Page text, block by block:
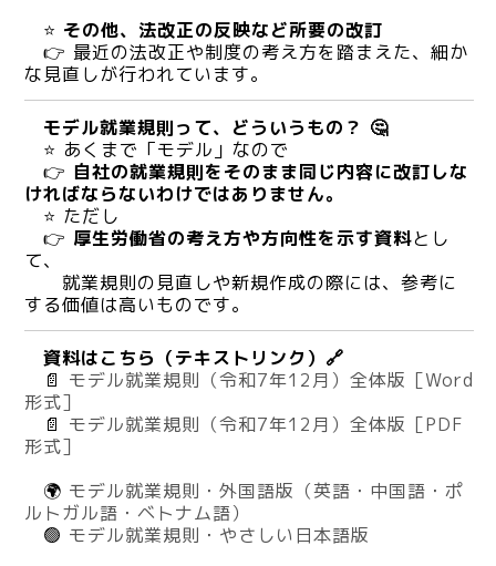
⭐ その他、法改正の反映など所要の改訂
👉 最近の法改正や制度の考え方を踏まえた、細か
な見直しが行われています。
モデル就業規則って、どういうもの？ 🤔
⭐ あくまで「モデル」なので
👉 自社の就業規則をそのまま同じ内容に改訂しな
ければならないわけではありません。
⭐ ただし
👉 厚生労働省の考え方や方向性を示す資料とし
て、
就業規則の見直しや新規作成の際には、参考に
する価値は高いものです。
資料はこちら（テキストリンク）🔗
📄 モデル就業規則（令和7年12月）全体版［Word
形式］
📄 モデル就業規則（令和7年12月）全体版［PDF
形式］
🌍 モデル就業規則・外国語版（英語・中国語・ポ
ルトガル語・ベトナム語）
🟢 モデル就業規則・やさしい日本語版